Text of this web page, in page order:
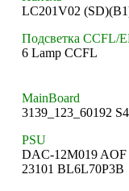
LC201V02
Подсветка CCFL/
6 Lamp CCFL
MainBoard
3139_123_60192
PSU
DAC-12M019 AOF
23101 BL6L70P3B